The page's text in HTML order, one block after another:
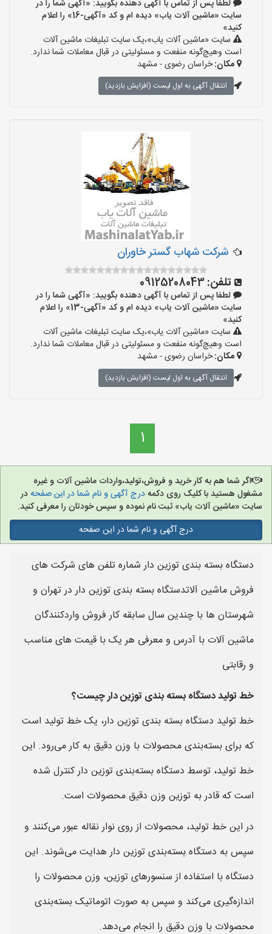
لطفا پس از تماس با آگهی دهنده بگویید: «آگهی شما را در
سایت «ماشین آلات یاب» دیده ام و کد «آگهی-16» را اعلام
کنید»
سایت «ماشین آلات یاب»،یک سایت تبلیغات ماشین آلات
است وهیچ‌گونه منفعت و مسئولیتی در قبال معاملات شما ندارد.
مکان:خراسان رضوی - مشهد
انتقال آگهی به اول لیست (افزایش بازدید)
شرکت شهاب گستر خاوران
تلفن:09125208043
لطفا پس از تماس با آگهی دهنده بگویید: «آگهی شما را در
سایت «ماشین آلات یاب» دیده ام و کد «آگهی-13» را اعلام
کنید»
سایت «ماشین آلات یاب»،یک سایت تبلیغات ماشین آلات
است وهیچ‌گونه منفعت و مسئولیتی در قبال معاملات شما ندارد.
مکان:خراسان رضوی - مشهد
انتقال آگهی به اول لیست (افزایش بازدید)
1
اگر شما هم به کار خرید و فروش،تولید،واردات ماشین آلات و غیره
مشغول هستید با کلیک روی دکمهدرج آگهی و نام شما در این صفحهدر
سایت «ماشین آلات یاب» ثبت نام نموده و سپس خودتان را معرفی کنید.
درج آگهی و نام شما در این صفحه
دستگاه بسته بندی توزین دار شماره تلفن های شرکت های
فروش ماشین آلاتدستگاه بسته بندی توزین دار در تهران و
شهرستان ها با چندین سال سابقه کار فروش واردکنندگان
ماشین آلات با آدرس و معرفی هر یک با قیمت های مناسب
و رقابتی
خط تولید دستگاه بسته بندی توزین دار چیست؟
خط تولید دستگاه بسته بندی توزین دار، یک خط تولید است
که برای بسته‌بندی محصولات با وزن دقیق به کار می‌رود. این
خط تولید، توسط دستگاه بسته‌بندی توزین دار کنترل شده
است که قادر به توزین وزن دقیق محصولات است.
در این خط تولید، محصولات از روی نوار نقاله عبور می‌کنند و
سپس به دستگاه بسته‌بندی توزین دار هدایت می‌شوند. این
دستگاه با استفاده از سنسورهای توزین، وزن محصولات را
اندازه‌گیری می‌کند و سپس به صورت اتوماتیک بسته‌بندی
محصولات با وزن دقیق را انجام می‌دهد.